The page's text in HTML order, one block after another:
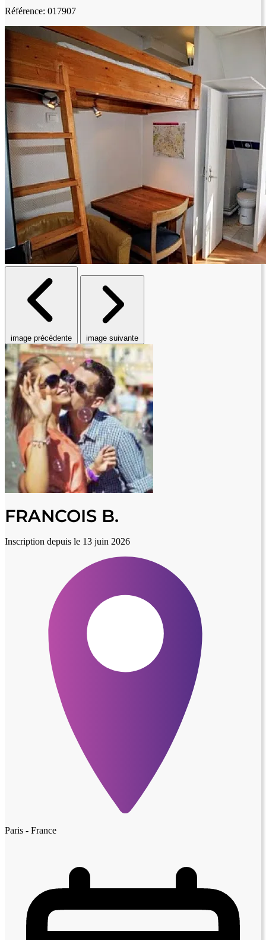
Référence: 017907
image précédente image suivante
FRANCOIS B.
Inscription depuis le 13 juin 2026
Paris - France